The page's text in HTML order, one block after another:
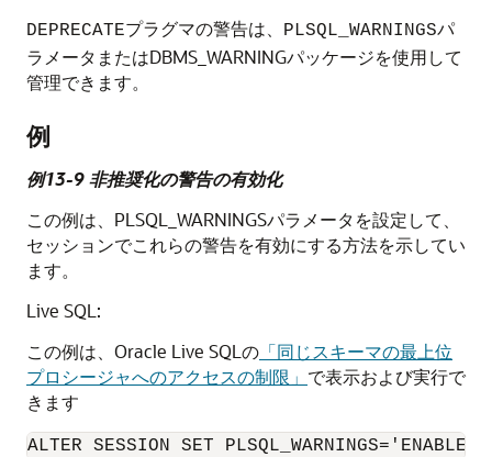
DEPRECATEプラグマの警告は、 PLSQL_WARNINGSパ
ラメータまたはDBMS_WARNINGパッケージを使用して
管理できます。
例
例13-9 非推奨化の警告の有効化
この例は、PLSQL_WARNINGSパラメータを設定して、
セッションでこれらの警告を有効にする方法を示してい
ます。
Live SQL:
この例は、Oracle Live SQLの 「同じスキーマの最上位
プロシージャへのアクセスの制限」 で表示および実行で
きます
ALTER SESSION SET